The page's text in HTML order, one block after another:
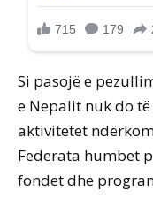
Si pasojë e
e Nepalit nuk do
aktivitetet
Federata humbet
fondet dhe